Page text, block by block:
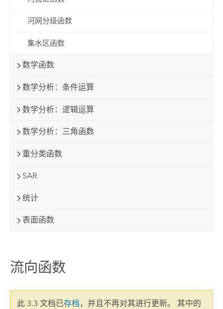
河网分级函数
集水区函数
数学函数
数学分析：条件运算
数学分析：逻辑运算
数学分析：三角函数
重分类函数
SAR
统计
表面函数
流向函数
此 3.3 文档已存档，并且不再对其进行更新。 其中的